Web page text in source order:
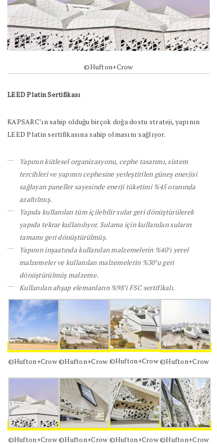
©Hufton+Crow
LEED Platin Sertifikası
KAPSARC’ın sahip olduğu birçok doğa dostu strateji, yapının
LEED Platin sertifikasına sahip olmasını sağlıyor.
Yapının kütlesel organizasyonu, cephe tasarımı, sistem
tercihleri ve yapının cephesine yerleştirilen güneş enerjisi
sağlayan paneller sayesinde enerji tüketimi %45 oranında
azaltılmış.
Yapıda kullanılan tüm içilebilir sular geri dönüştürülerek
yapıda tekrar kullanılıyor. Sulama için kullanılan suların
tamamı geri dönüştürülmüş.
Yapının inşaatında kullanılan malzemelerin %40’ı yerel
malzemeler ve kullanılan malzemelerin %30’u geri
dönüştürülmüş malzeme.
Kullanılan ahşap elemanların %98’i FSC sertifikalı.
©Hufton+Crow©Hufton+Crow©Hufton+Crow©Hufton+Crow
©Hufton+Crow©Hufton+Crow©Hufton+Crow©Hufton+Crow